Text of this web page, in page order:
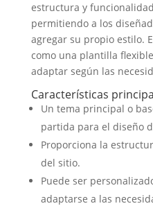
estructura y
permitiendo a los
agregar su propio estilo.
como una plantilla
adaptar según las
Características
Un tema principal o
partida para el diseño
Proporciona la
del sitio.
Puede ser
adaptarse a las